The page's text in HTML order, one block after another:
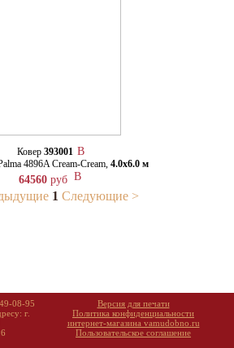
Ковер 393001
4896A Cream-Cream, 4.0х6.0 м
64560 руб
1 Следующие >
08-95
г.
Версия для печати
Политика конфиденциальности
интернет-магазина vamudobno.ru
Пользовательское соглашение